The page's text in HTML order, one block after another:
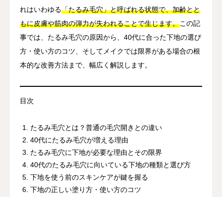
れはいわゆる「たるみ毛穴」と呼ばれる状態で、加齢とと
もに皮膚や筋肉の弾力が失われることで生じます。この記
事では、たるみ毛穴の原因から、40代に合った下地の選び
方・使い方のコツ、そしてメイクでは限界がある場合の根
本的な改善方法まで、幅広く解説します。
目次
たるみ毛穴とは？普通の毛穴開きとの違い
40代にたるみ毛穴が増える理由
たるみ毛穴に下地が必要な理由とその限界
40代のたるみ毛穴に向いている下地の種類と選び方
下地を使う前のスキンケアが鍵を握る
下地の正しい塗り方・使い方のコツ